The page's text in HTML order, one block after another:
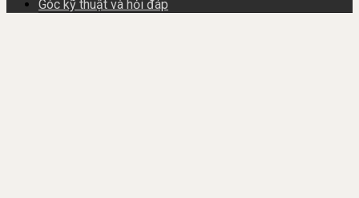
Góc kỹ thuật và hỏi đáp